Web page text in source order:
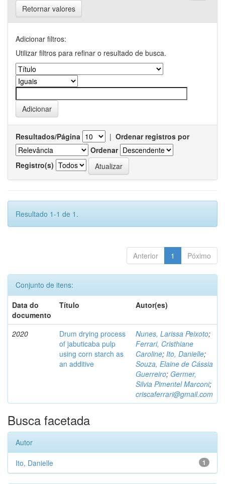
Retornar valores
Adicionar filtros:
Utilizar filtros para refinar o resultado de busca.
Resultados/Página | Ordenar registros por
Ordenar
Registro(s)
Resultado 1-1 de 1.
Anterior 1 Póximo
Conjunto de itens:
Data do
documento
Título Autor(es)
2020
Drum drying process
of jabuticaba pulp
using corn starch as
an additive
Nunes, Larissa Peixoto;
Ferrari, Cristhiane
Caroline; Ito, Danielle;
Souza, Elaine de Cássia
Guerreiro; Germer,
Silvia Pimentel Marconi;
criscaferrari@gmail.com
Busca facetada
Autor
1
Ito, Danielle